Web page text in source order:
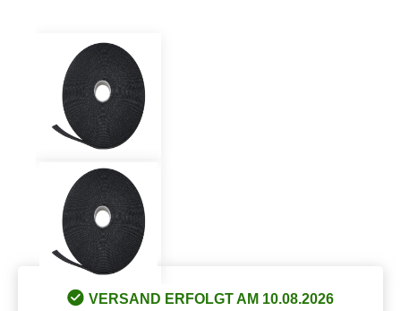
VERSAND ERFOLGT AM 10.08.2026